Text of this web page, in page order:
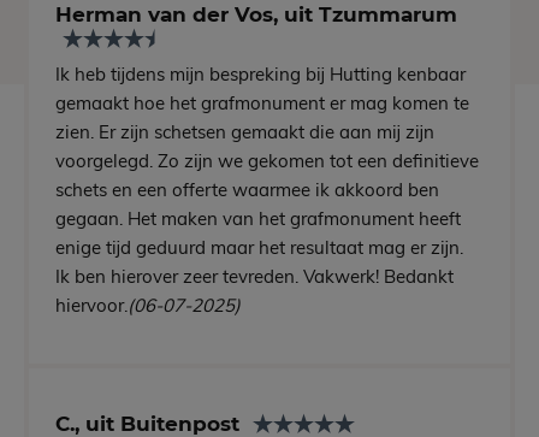
Herman van der Vos, uit Tzummarum
Ik heb tijdens mijn bespreking bij Hutting kenbaar
gemaakt hoe het grafmonument er mag komen te
zien. Er zijn schetsen gemaakt die aan mij zijn
voorgelegd. Zo zijn we gekomen tot een definitieve
schets en een offerte waarmee ik akkoord ben
gegaan. Het maken van het grafmonument heeft
enige tijd geduurd maar het resultaat mag er zijn.
Ik ben hierover zeer tevreden. Vakwerk! Bedankt
hiervoor.(06-07-2025)
C., uit Buitenpost